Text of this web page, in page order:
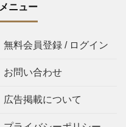
メニュー
無料会員登録 / ログイン
お問い合わせ
広告掲載について